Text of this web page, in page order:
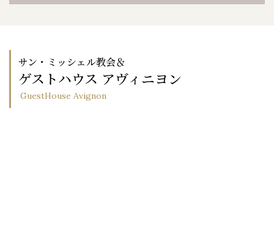
サン・ミッシェル教会＆
ゲストハウス アヴィニヨン
GuestHouse Avignon